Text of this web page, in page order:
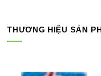
THƯƠNG HIỆU SẢN